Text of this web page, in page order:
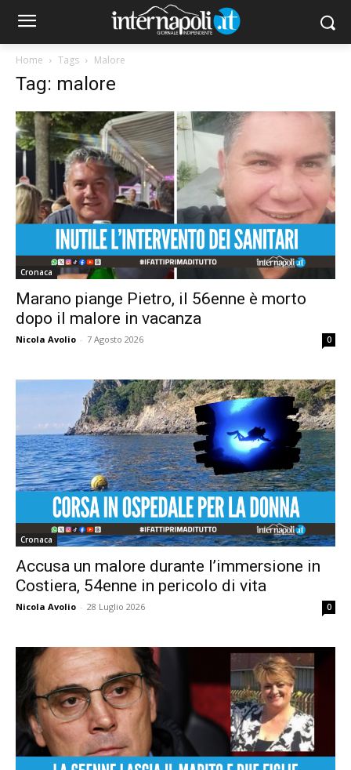
Home Tags Malore
Tag: malore
Cronaca
Marano piange Pietro, il 56enne è morto
dopo il malore in vacanza
Nicola Avolio - 7 Agosto 2026 0
Cronaca
Accusa un malore durante l’immersione in
Costiera, 54enne in pericolo di vita
Nicola Avolio - 28 Luglio 2026 0